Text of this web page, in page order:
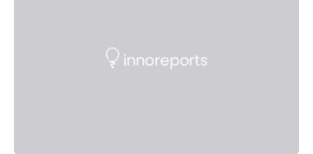
Durch den verstärkten Einsatz von Rezyklaten